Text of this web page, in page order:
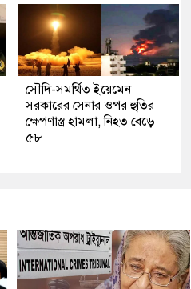
সৌদি-সমর্থিত ইয়েমেন
সরকারের সেনার ওপর হুতির
ক্ষেপণাস্ত্র হামলা, নিহত বেড়ে
৫৮